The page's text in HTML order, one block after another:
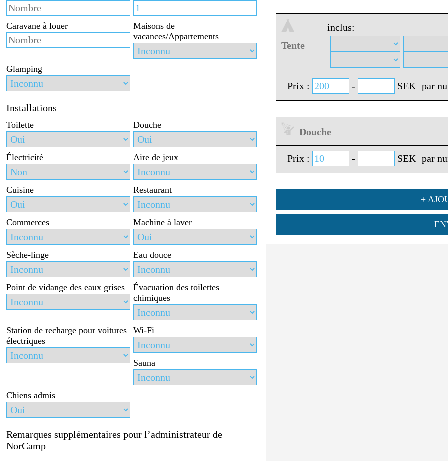
Caravane à louer
Maisons de
vacances/Appartements
Glamping
Installations
Toilette Douche
Électricité Aire de jeux
Cuisine Restaurant
Commerces Machine à laver
Sèche-linge Eau douce
Point de vidange des eaux grises
Évacuation des toilettes
chimiques
Station de recharge pour voitures
électriques
Wi-Fi
Sauna
Chiens admis
Remarques supplémentaires pour l’administrateur de
NorCamp
Tente
inclus:
Prix : - SEK par
Douche
Prix : - SEK par
+